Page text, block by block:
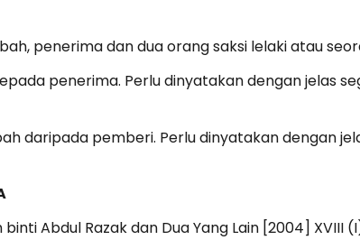
penerima dan dua orang saksi lelaki atau
penerima. Perlu dinyatakan dengan jelas
daripada pemberi. Perlu dinyatakan dengan
Abdul Razak dan Dua Yang Lain [2004] XVIII